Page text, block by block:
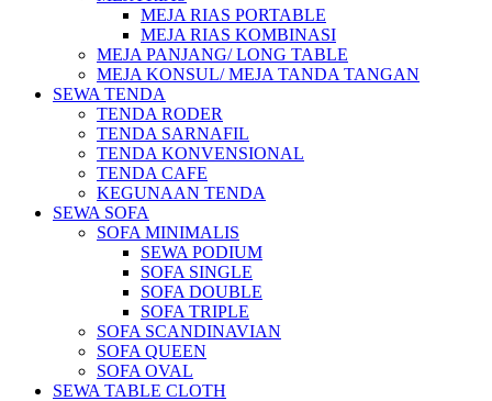
MEJA RIAS PORTABLE
MEJA RIAS KOMBINASI
MEJA PANJANG/ LONG TABLE
MEJA KONSUL/ MEJA TANDA TANGAN
SEWA TENDA
TENDA RODER
TENDA SARNAFIL
TENDA KONVENSIONAL
TENDA CAFE
KEGUNAAN TENDA
SEWA SOFA
SOFA MINIMALIS
SEWA PODIUM
SOFA SINGLE
SOFA DOUBLE
SOFA TRIPLE
SOFA SCANDINAVIAN
SOFA QUEEN
SOFA OVAL
SEWA TABLE CLOTH